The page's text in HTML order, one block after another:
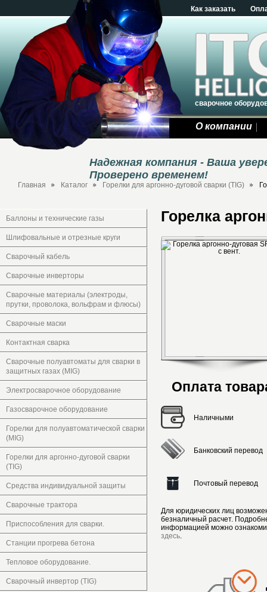
Как заказать
сварочное
О компании
Надежная компания - Ваша
Проверено временем!
Главная Каталог Горелки для аргонно-дуговой сварки (TIG)
Баллоны и технические газы
Шлифовальные и отрезные круги
Сварочный кабель
Сварочные инверторы
Сварочные материалы (электроды,
прутки, проволока, вольфрам и флюсы)
Сварочные маски
Контактная сварка
Сварочные полуавтоматы для сварки в
защитных газах (MIG)
Электросварочное оборудование
Газосварочное оборудование
Горелки для полуавтоматической сварки
(MIG)
Горелки для аргонно-дуговой сварки
(TIG)
Средства индивидуальной защиты
Сварочные трактора
Приспособления для сварки.
Станции прогрева бетона
Тепловое оборудование.
Сварочный инвертор (TIG)
Горелка
Оплата
Наличными
Банковский перевод
Почтовый перевод
Для юридических лиц
безналичный расчет.
информацией можно
здесь.